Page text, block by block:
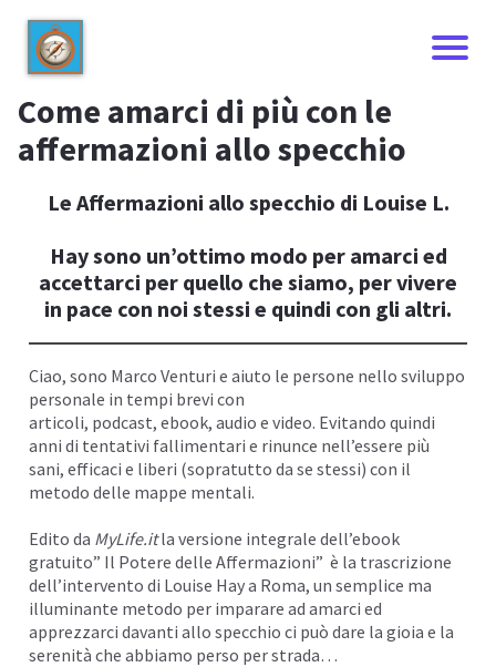
Come amarci di più con le
affermazioni allo specchio
Le Affermazioni allo specchio di Louise L.
Hay sono un’ottimo modo per amarci ed
accettarci per quello che siamo, per vivere
in pace con noi stessi e quindi con gli altri.
Ciao, sono Marco Venturi e aiuto le persone nello sviluppo
personale in tempi brevi con
articoli, podcast, ebook, audio e video. Evitando quindi
anni di tentativi fallimentari e rinunce nell’essere più
sani, efficaci e liberi (sopratutto da se stessi) con il
metodo delle mappe mentali.
Edito da MyLife.itla versione integrale dell’ebook
gratuito” Il Potere delle Affermazioni” è la trascrizione
dell’intervento di Louise Hay a Roma, un semplice ma
illuminante metodo per imparare ad amarci ed
apprezzarci davanti allo specchio ci può dare la gioia e la
serenità che abbiamo perso per strada…